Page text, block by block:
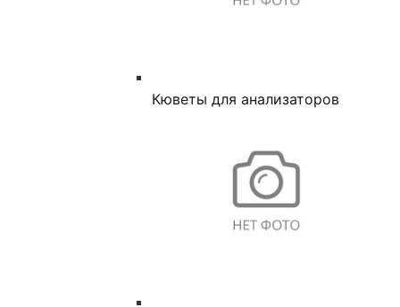
Кюветы для анализаторов